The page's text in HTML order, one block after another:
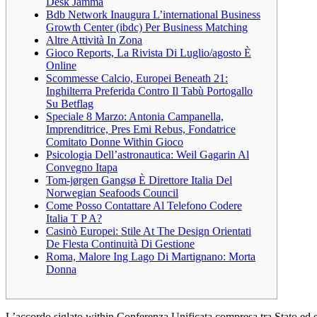
Bdb Network Inaugura L’international Business
Growth Center (ibdc) Per Business Matching
Altre Attività In Zona
Gioco Reports, La Rivista Di Luglio/agosto È
Online
Scommesse Calcio, Europei Beneath 21:
Inghilterra Preferida Contro Il Tabù Portogallo
Su Betflag
Speciale 8 Marzo: Antonia Campanella,
Imprenditrice, Pres Emi Rebus, Fondatrice
Comitato Donne Within Gioco
Psicologia Dell’astronautica: Weil Gagarin Al
Convegno Itapa
Tom-jørgen Gangsø È Direttore Italia Del
Norwegian Seafoods Council
Come Posso Contattare Al Telefono Codere
Italia T P A?
Casinò Europei: Stile At The Design Orientati
De Flesta Continuità Di Gestione
Roma, Malore Ing Lago Di Martignano: Morta
Donna